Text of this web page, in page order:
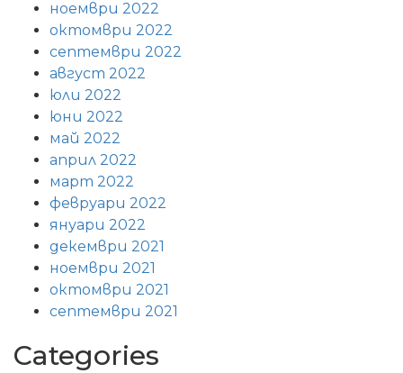
ноември 2022
октомври 2022
септември 2022
август 2022
юли 2022
юни 2022
май 2022
април 2022
март 2022
февруари 2022
януари 2022
декември 2021
ноември 2021
октомври 2021
септември 2021
Categories